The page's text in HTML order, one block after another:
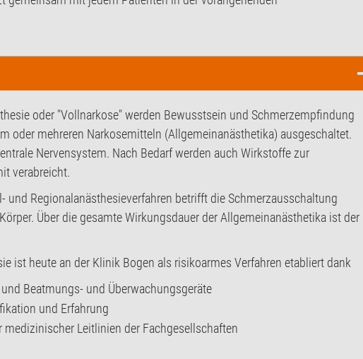
oder "Vollnarkose" werden Bewusstsein und Schmerzempfindung
oder mehreren Narkosemitteln (Allgemeinanästhetika) ausgeschaltet.
Nervensystem. Nach Bedarf werden auch Wirkstoffe zur
verabreicht.
und Regionalanästhesieverfahren betrifft die Schmerzausschaltung
Über die gesamte Wirkungsdauer der Allgemeinanästhetika ist der
ist heute an der Klinik Bogen als risikoarmes Verfahren etabliert dank
Beatmungs- und Überwachungsgeräte
und Erfahrung
medizinischer Leitlinien der Fachgesellschaften